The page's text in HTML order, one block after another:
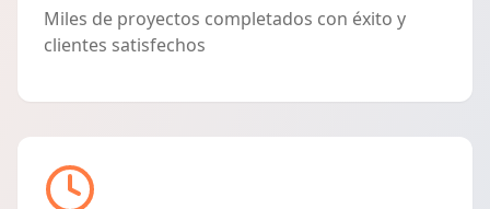
Miles de proyectos completados con éxito y
clientes satisfechos